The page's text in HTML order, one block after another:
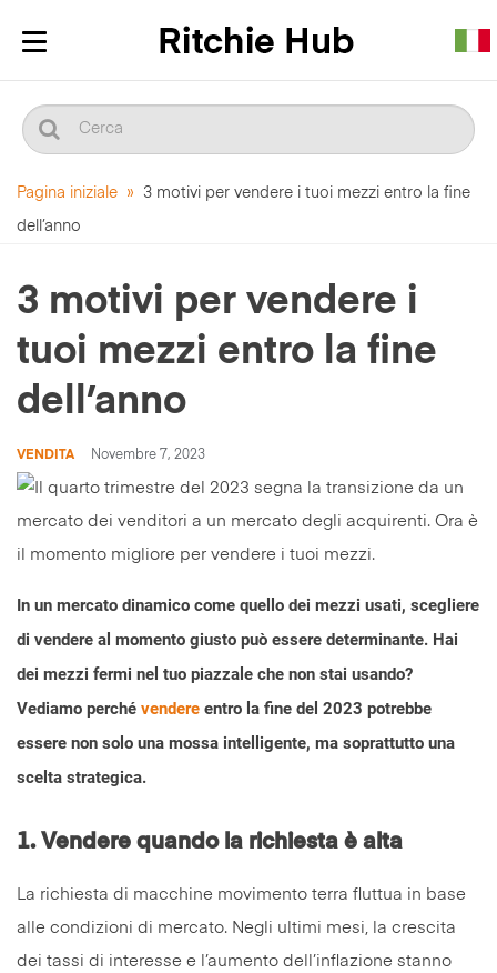
Mostra/nascondi
Pagina iniziale » 3 motivi per vendere i tuoi mezzi entro la fine
dell’anno
3 motivi per vendere i
tuoi mezzi entro la fine
dell’anno
VENDITA Novembre 7, 2023
In un mercato dinamico come quello dei mezzi usati, scegliere
di vendere al momento giusto può essere determinante. Hai
dei mezzi fermi nel tuo piazzale che non stai usando?
Vediamo perché vendere entro la fine del 2023 potrebbe
essere non solo una mossa intelligente, ma soprattutto una
scelta strategica.
1. Vendere quando la richiesta è alta
La richiesta di macchine movimento terra fluttua in base
alle condizioni di mercato. Negli ultimi mesi, la crescita
dei tassi di interesse e l’aumento dell’inflazione stanno